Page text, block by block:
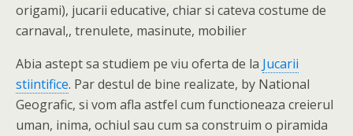
origami), jucarii educative, chiar si cateva costume de
carnaval,, trenulete, masinute, mobilier
Abia astept sa studiem pe viu oferta de la Jucarii
stiintifice. Par destul de bine realizate, by National
Geografic, si vom afla astfel cum functioneaza creierul
uman, inima, ochiul sau cum sa construim o piramida